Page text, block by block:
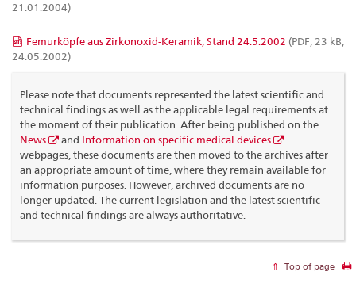
21.01.2004)
Femurköpfe aus Zirkonoxid-Keramik, Stand 24.5.2002 (PDF, 23 kB,
24.05.2002)
Please note that documents represented the latest scientific and
technical findings as well as the applicable legal requirements at
the moment of their publication. After being published on the
News
and Information on specific medical devices
webpages, these documents are then moved to the archives after
an appropriate amount of time, where they remain available for
information purposes. However, archived documents are no
longer updated. The current legislation and the latest scientific
and technical findings are always authoritative.
Top of page